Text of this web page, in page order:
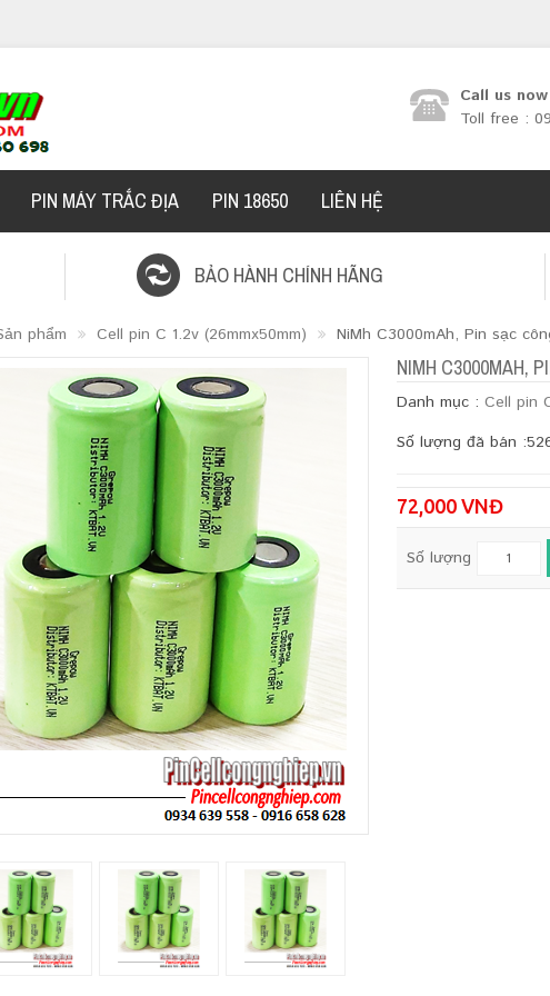
Call us now
Toll free :
PIN MÁY TRẮC ĐỊA PIN 18650 LIÊN HỆ
BẢO HÀNH CHÍNH HÃNG
phẩm Cell pin C 1.2v (26mmx50mm) NiMh C3000mAh, Pin sạc
NIMH C3000MAH,
Danh mục : Cell pin
Số lượng đã bán
72,000 VNĐ
Số lượng